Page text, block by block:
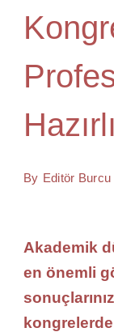
By Editör Burcu
Akademik
en önemli